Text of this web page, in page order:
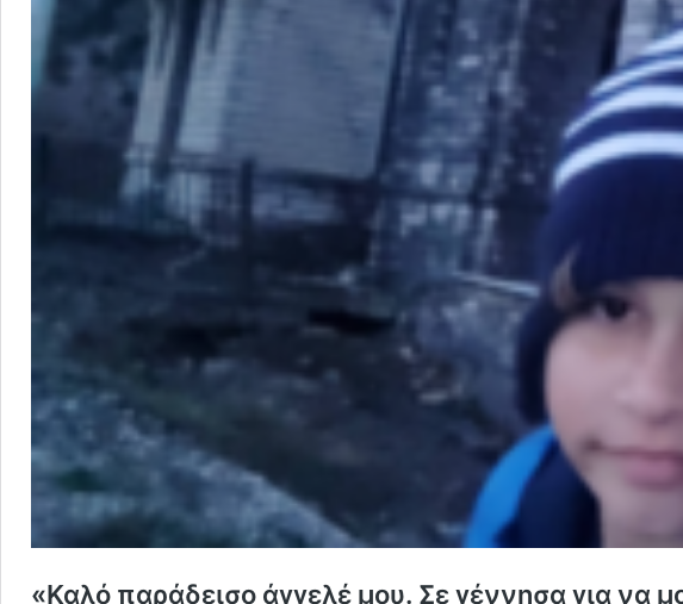
«Καλό παράδεισο άγγελέ μου. Σε γέννησα για να